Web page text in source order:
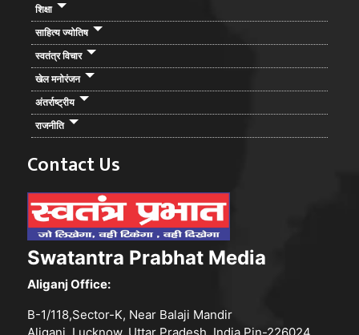
शिक्षा
साहित्य ज्योतिष
स्वतंत्र विचार
खेल मनोरंजन
अंतर्राष्ट्रीय
राजनीति
Contact Us
Swatantra Prabhat Media
Aliganj Office:
B-1/118,Sector-K, Near Balaji Mandir